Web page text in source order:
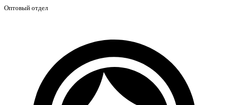
Оптовый отдел